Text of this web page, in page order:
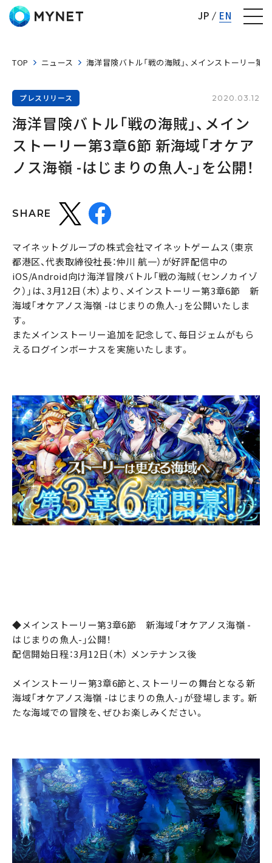
JP EN
TOP ニュース 海洋冒険バトル「戦の海賊」、メインストーリー第
プレスリリース 2020.03.12
海洋冒険バトル「戦の海賊」、メイン
ストーリー第3章6節 新海域「オケア
ノス海嶺 -はじまりの魚人-」を公開！
SHARE
マイネットグループの株式会社マイネットゲームス（東京
都港区、代表取締役社長：仲川 航一）が好評配信中の
iOS/Android向け海洋冒険バトル「戦の海賊（センノカイゾ
ク）」は、3月12日（木）より、メインストーリー第3章6節 新
海域「オケアノス海嶺 -はじまりの魚人-」を公開いたしま
す。
またメインストーリー追加を記念して、毎日ジェムがもら
えるログインボーナスを実施いたします。
◆メインストーリー第3章6節 新海域「オケアノス海嶺 -
はじまりの魚人-」公開！
配信開始日程：3月12日（木） メンテナンス後
メインストーリー第3章6節と、ストーリーの舞台となる新
海域「オケアノス海嶺 -はじまりの魚人-」が登場します。新
たな海域での冒険を、ぜひお楽しみください。